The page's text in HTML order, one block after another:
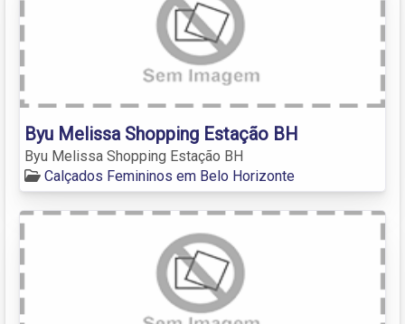
Byu Melissa Shopping Estação BH
Byu Melissa Shopping Estação BH
Calçados Femininos em Belo Horizonte